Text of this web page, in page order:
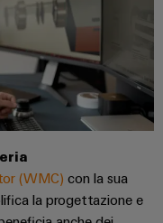
(WMC) con la sua
la progettazione e